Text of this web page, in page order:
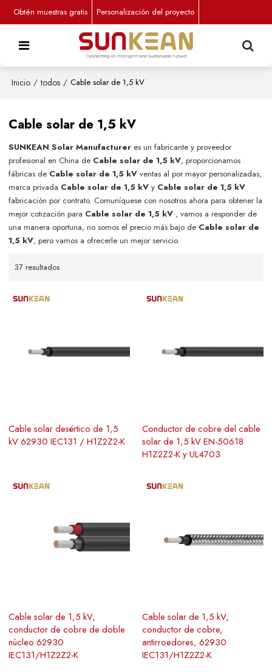
Obtén muestras gratis Personalización del proyecto
Inicio / todos / Cable solar de 1,5 kV
Cable solar de 1,5 kV
SUNKEAN Solar Manufacturer es un fabricante y proveedor
profesional en China de Cable solar de 1,5 kV, proporcionamos
fábricas de Cable solar de 1,5 kV ventas al por mayor personalizadas,
marca privada Cable solar de 1,5 kV y Cable solar de 1,5 kV
fabricación por contrato. Comuníquese con nosotros ahora para obtener la
mejor cotización para Cable solar de 1,5 kV , vamos a responder de
una manera oportuna, no somos el precio más bajo de Cable solar de
1,5 kV, pero vamos a ofrecerle un mejor servicio.
37 resultados
Cable solar desértico de 1,5
kV 62930 IEC131 / H1Z2Z2-K
Conductor de cobre del cable
solar de 1,5 kV EN-50618
H1Z2Z2-K y UL4703
Cable solar de 1,5 kV,
conductor de cobre de doble
núcleo 62930
IEC131/H1Z2Z2-K
Cable solar de 1,5 kV,
conductor de cobre,
antirroedores, 62930
IEC131/H1Z2Z2-K